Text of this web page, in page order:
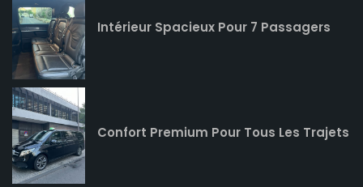
Intérieur Spacieux Pour 7 Passagers
Confort Premium Pour Tous Les Trajets